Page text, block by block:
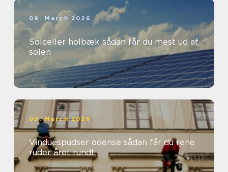
09. March 2026
Solceller holbæk sådan får du mest ud af
solen
09. March 2026
Vinduespudser odense sådan får du rene
ruder året rundt